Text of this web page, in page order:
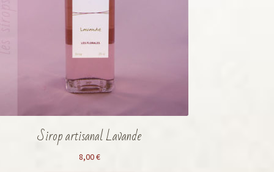
Sirop artisanal Lavande
8,00€